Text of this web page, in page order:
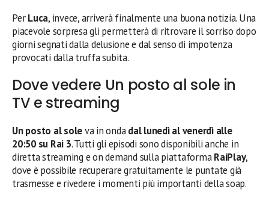
PerLuca, invece, arriverà finalmente una buona notizia. Una
piacevole sorpresa gli permetterà di ritrovare il sorriso dopo
giorni segnati dalla delusione e dal senso di impotenza
provocati dalla truffa subita.
Dove vedere Un posto al sole in
TV e streaming
Un posto al soleva in ondadal lunedì al venerdì alle
20:50 su Rai 3. Tutti gli episodi sono disponibili anche in
diretta streaming e on demand sulla piattaformaRaiPlay,
dove è possibile recuperare gratuitamente le puntate già
trasmesse e rivedere i momenti più importanti della soap.